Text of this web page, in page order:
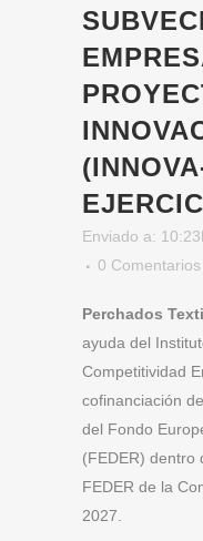
Enviado a:
0 Comentarios
Perchados
ayuda del
Competitividad
cofinanciación
del Fondo
(FEDER) dentro
FEDER de la
2027.